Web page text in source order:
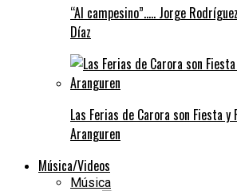
“Al campesino”….. Jorge
Díaz
Las Ferias de Carora son Fiesta
Aranguren
Música/Videos
Música